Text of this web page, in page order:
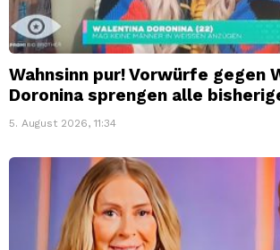
Wahnsinn pur! Vorwürfe gegen
Doronina sprengen alle
5. August 2026, 11:34